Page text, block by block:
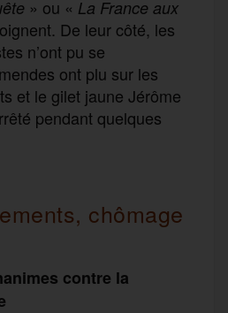
» ou « La France aux
De leur côté, les
n’ont pu se
ont plu sur les
et le gilet jaune Jérôme
pendant quelques
chômage
contre la